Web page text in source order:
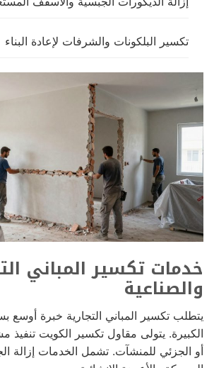
تكسير البلكونات والشرفات لإعادة البناء
خدمات تكسير المباني
والصناعية
يتطلب تكسير المباني التجارية خبرة أوسع
الكبيرة. يتولى مقاول تكسير الكويت تنفيذ
أو الجزئي للمنشآت. تشمل الخدمات إزالة